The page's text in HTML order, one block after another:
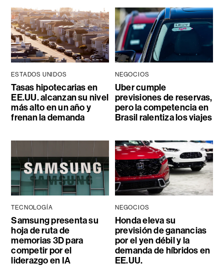
ESTADOS UNIDOS
Tasas hipotecarias en
EE.UU. alcanzan su nivel
más alto en un año y
frenan la demanda
NEGOCIOS
Uber cumple
previsiones de reservas,
pero la competencia en
Brasil ralentiza los viajes
TECNOLOGÍA
Samsung presenta su
hoja de ruta de
memorias 3D para
competir por el
liderazgo en IA
NEGOCIOS
Honda eleva su
previsión de ganancias
por el yen débil y la
demanda de híbridos en
EE.UU.